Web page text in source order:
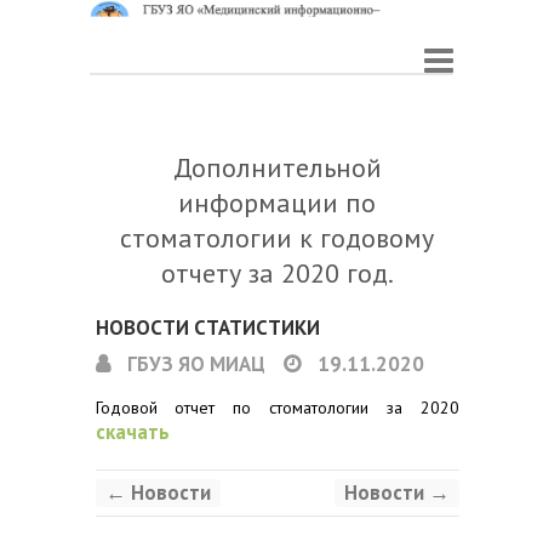
Дополнительной
информации по
стоматологии к годовому
отчету за 2020 год.
НОВОСТИ СТАТИСТИКИ
ГБУЗ ЯО МИАЦ
19.11.2020
Годовой отчет по стоматологии за 2020
скачать
← Новости Новости →